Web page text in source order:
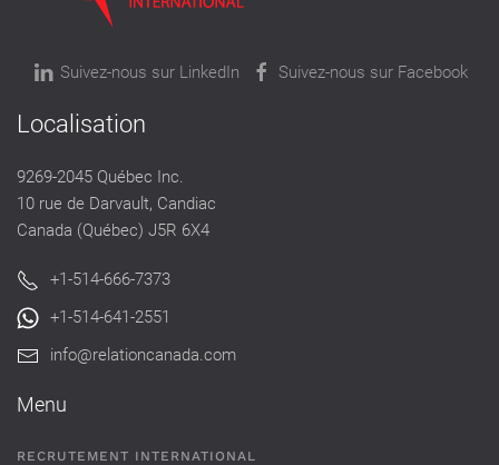
Suivez-nous sur LinkedIn Suivez-nous sur Facebook
Localisation
9269-2045 Québec Inc.
10 rue de Darvault, Candiac
Canada (Québec) J5R 6X4
+1-514-666-7373
+1-514-641-2551
info@relationcanada.com
Menu
RECRUTEMENT INTERNATIONAL